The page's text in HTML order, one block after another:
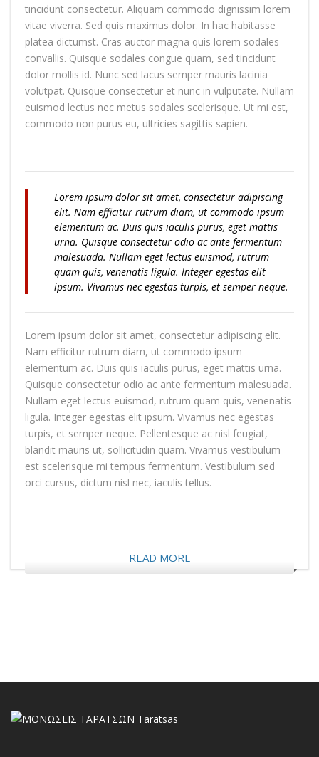
tincidunt consectetur. Aliquam commodo dignissim lorem
vitae viverra. Sed quis maximus dolor. In hac habitasse
platea dictumst. Cras auctor magna quis lorem sodales
convallis. Quisque sodales congue quam, sed tincidunt
dolor mollis id. Nunc sed lacus semper mauris lacinia
volutpat. Quisque consectetur et nunc in vulputate. Nullam
euismod lectus nec metus sodales scelerisque. Ut mi est,
commodo non purus eu, ultricies sagittis sapien.
Lorem ipsum dolor sit amet, consectetur adipiscing
elit. Nam efficitur rutrum diam, ut commodo ipsum
elementum ac. Duis quis iaculis purus, eget mattis
urna. Quisque consectetur odio ac ante fermentum
malesuada. Nullam eget lectus euismod, rutrum
quam quis, venenatis ligula. Integer egestas elit
ipsum. Vivamus nec egestas turpis, et semper neque.
Lorem ipsum dolor sit amet, consectetur adipiscing elit.
Nam efficitur rutrum diam, ut commodo ipsum
elementum ac. Duis quis iaculis purus, eget mattis urna.
Quisque consectetur odio ac ante fermentum malesuada.
Nullam eget lectus euismod, rutrum quam quis, venenatis
ligula. Integer egestas elit ipsum. Vivamus nec egestas
turpis, et semper neque. Pellentesque ac nisl feugiat,
blandit mauris ut, sollicitudin quam. Vivamus vestibulum
est scelerisque mi tempus fermentum. Vestibulum sed
orci cursus, dictum nisl nec, iaculis tellus.
READ MORE